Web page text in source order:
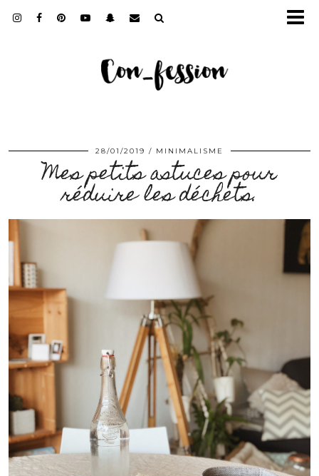
28/01/2019 MINIMALISME
Mes petits astuces pour
réduire les déchets.